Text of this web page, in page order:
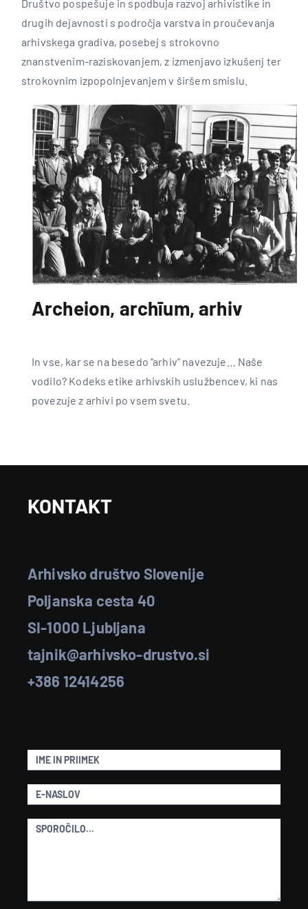
Društvo pospešuje in spodbuja razvoj arhivistike in
drugih dejavnosti s področja varstva in proučevanja
arhivskega gradiva, posebej s strokovno
znanstvenim-raziskovanjem, z izmenjavo izkušenj ter
strokovnim izpopolnjevanjem v širšem smislu.
Archeion, archīum, arhiv
In vse, kar se na besedo “arhiv” navezuje… Naše
vodilo? Kodeks etike arhivskih uslužbencev, ki nas
povezuje z arhivi po vsem svetu.
KONTAKT
Arhivsko društvo Slovenije
Poljanska cesta 40
SI-1000 Ljubljana
tajnik@arhivsko-drustvo.si
+386 12414256